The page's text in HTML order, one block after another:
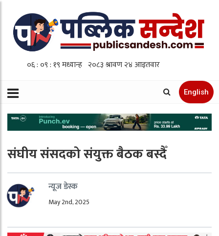
English
संघीय संसदको संयुक्त बैठक बस्दैँ
न्यूज डेस्क
May 2nd, 2025